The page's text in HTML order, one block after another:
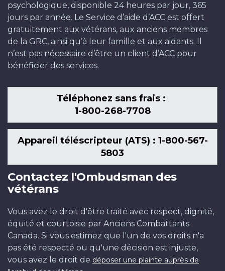
psychologique, disponible 24 heures par jour, 365
jours par année. Le Service d’aide d’ACC est offert
gratuitement aux vétérans, aux anciens membres
de la GRC, ainsi qu’à leur famille et aux aidants. Il
n’est pas nécessaire d’être un client d’ACC pour
bénéficier des services.
Téléphonez sans frais :
1-800-268-7708
Appareil téléscripteur (ATS) : 1-800-567-
5803
Contactez l'Ombudsman des
vétérans
Vous avez le droit d'être traité avec respect, dignité,
équité et courtoisie par Anciens Combattants
Canada. Si vous estimez que l'un de vos droits n'a
pas été respecté ou qu'une décision est injuste,
vous avez le droit de déposer une plainte auprès de